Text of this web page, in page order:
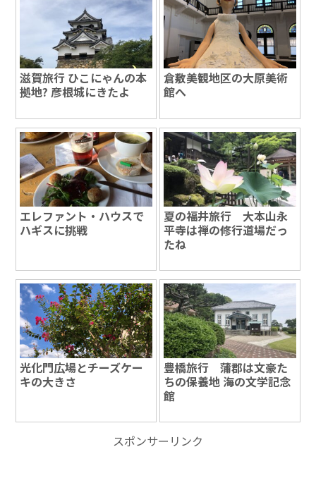
滋賀旅行 ひこにゃんの本
拠地? 彦根城にきたよ
倉敷美観地区の大原美術
館へ
エレファント・ハウスで
ハギスに挑戦
夏の福井旅行 大本山永
平寺は禅の修行道場だっ
たね
光化門広場とチーズケー
キの大きさ
豊橋旅行 蒲郡は文豪た
ちの保養地 海の文学記念
館
スポンサーリンク